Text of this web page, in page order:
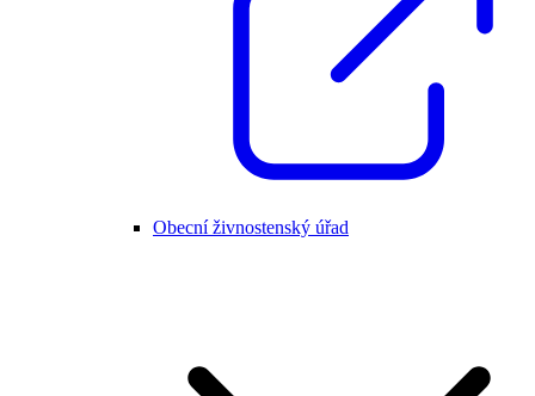
Obecní živnostenský úřad